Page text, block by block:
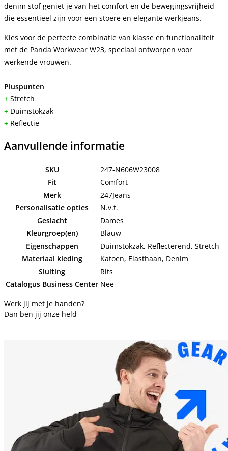
denim stof geniet je van het comfort en de bewegingsvrijheid
die essentieel zijn voor een stoere en elegante werkjeans.
Kies voor de perfecte combinatie van klasse en functionaliteit
met de Panda Workwear W23, speciaal ontworpen voor
werkende vrouwen.
Pluspunten
+ Stretch
+ Duimstokzak
+ Reflectie
Aanvullende informatie
SKU
247-N606W23008
Fit
Comfort
Merk
247Jeans
Personalisatie opties
N.v.t.
Geslacht
Dames
Kleurgroep(en)
Blauw
Eigenschappen
Duimstokzak, Reflecterend, Stretch
Materiaal kleding
Katoen, Elasthaan, Denim
Sluiting
Rits
Catalogus Business Center Nee
Werk jij met je handen?
Dan ben jij onze held